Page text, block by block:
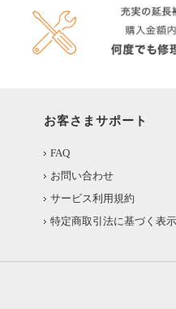
お客さまサポート
FAQ
お問い合わせ
サービス利用規約
特定商取引法に基づく表示